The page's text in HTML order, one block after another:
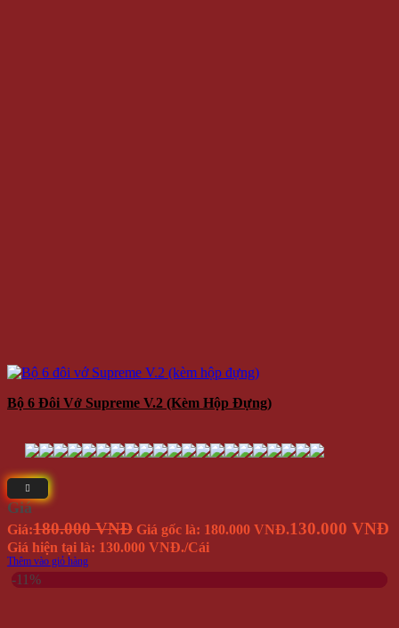
Bộ 6 Đôi Vớ Supreme V.2 (kèm Hộp Đựng)
Giá
Giá:180.000 VNĐ Giá gốc là: 180.000 VNĐ.130.000 VNĐ
Giá hiện tại là: 130.000 VNĐ./Cái
Thêm vào giỏ hàng
-11%